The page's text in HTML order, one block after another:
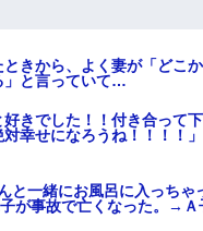
きから、よく妻が「どこ
」と言っていて…
好きでした！！付き合って
対幸せになろうね！！！
と一緒にお風呂に入っち
が事故で亡くなった。→Ａ